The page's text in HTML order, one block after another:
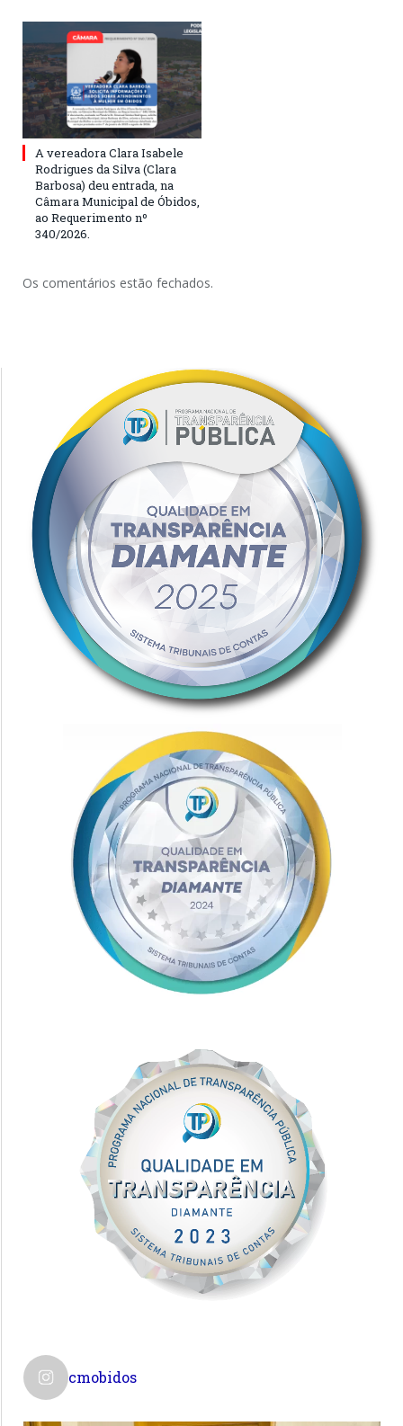
A vereadora Clara Isabele
Rodrigues da Silva (Clara
Barbosa) deu entrada, na
Câmara Municipal de Óbidos,
ao Requerimento nº
340/2026.
Os comentários estão fechados.
cmobidos